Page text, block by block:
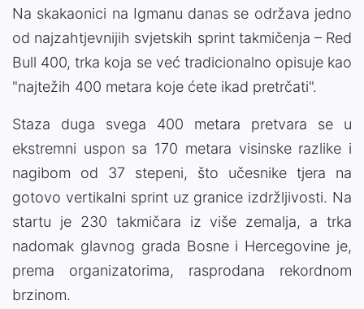
Na skakaonici na Igmanu danas se održava jedno
od najzahtjevnijih svjetskih sprint takmičenja – Red
Bull 400, trka koja se već tradicionalno opisuje kao
"najtežih 400 metara koje ćete ikad pretrčati".
Staza duga svega 400 metara pretvara se u
ekstremni uspon sa 170 metara visinske razlike i
nagibom od 37 stepeni, što učesnike tjera na
gotovo vertikalni sprint uz granice izdržljivosti. Na
startu je 230 takmičara iz više zemalja, a trka
nadomak glavnog grada Bosne i Hercegovine je,
prema organizatorima, rasprodana rekordnom
brzinom.